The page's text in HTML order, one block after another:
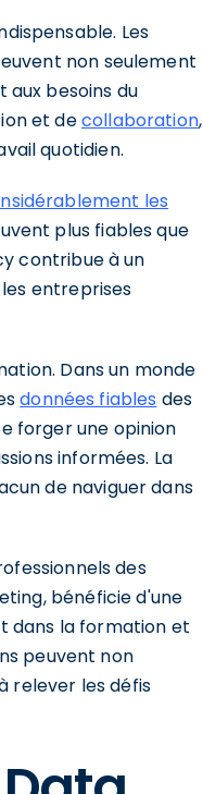
Les
non seulement
besoins du
et decollaboration,
quotidien.
les
plus fiables que
contribue à un
entreprises
Dans un monde
données fiables des
forger une opinion
informées. La
de naviguer dans
des
bénéficie d'une
dans la formation et
peuvent non
relever les défis